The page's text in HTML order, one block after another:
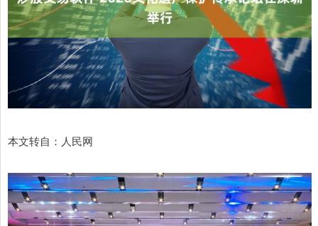
本文转自：人民网